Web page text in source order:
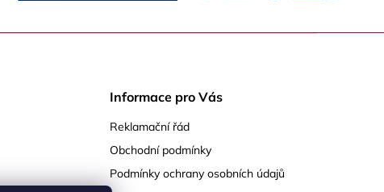
Informace pro Vás
Reklamační řád
Obchodní podmínky
Podmínky ochrany osobních údajů